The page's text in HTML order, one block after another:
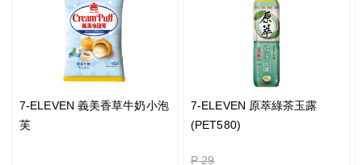
7-ELEVEN 義美香草牛奶小泡
芙
7-ELEVEN 原萃綠茶玉露
(PET580)
P 29